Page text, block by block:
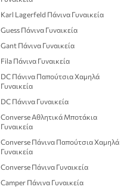
Karl Lagerfeld Πάνινα Γυναικεία
Guess Πάνινα Γυναικεία
Gant Πάνινα Γυναικεία
Fila Πάνινα Γυναικεία
DC Πάνινα Παπούτσια Χαμηλά
Γυναικεία
DC Πάνινα Γυναικεία
Converse Αθλητικά Μποτάκια
Γυναικεία
Converse Πάνινα Παπούτσια Χαμηλά
Γυναικεία
Converse Πάνινα Γυναικεία
Camper Πάνινα Γυναικεία